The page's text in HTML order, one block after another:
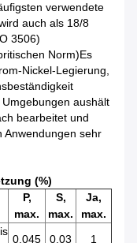
verwendete
auch als 18/8
3506)
Norm)Es
Nickel-Legierung,
aushält
bearbeitet und
Anwendungen sehr
(%)
P,
max.
S,
max.
Ja,
max.
0.045 0.03 1